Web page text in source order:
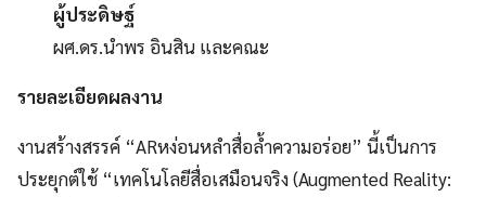
ผู้ประดิษฐ์
ผศ.ดร.นำพร อินสิน และคณะ
รายละเอียดผลงาน
งานสร้างสรรค์ “ARหง่อนหลำสื่อล้ำความอร่อย” นี้เป็นการ
ประยุกต์ใช้ “เทคโนโลยีสื่อเสมือนจริง (Augmented Reality: